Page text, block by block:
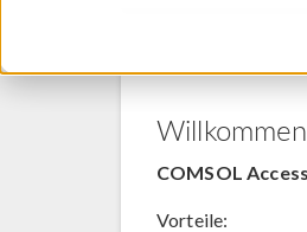
COMSOL
Vorteile: